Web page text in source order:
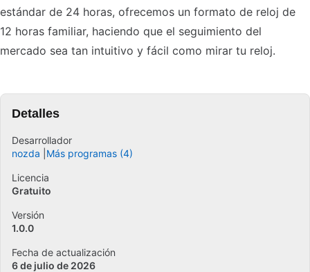
estándar de 24 horas, ofrecemos un formato de reloj de
12 horas familiar, haciendo que el seguimiento del
mercado sea tan intuitivo y fácil como mirar tu reloj.
Detalles
Desarrollador
nozda
Más programas (4)
Licencia
Gratuito
Versión
1.0.0
Fecha de actualización
6 de julio de 2026